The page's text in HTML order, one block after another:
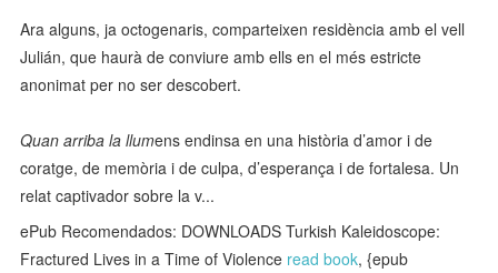
Ara alguns, ja octogenaris, comparteixen residència amb el vell
Julián, que haurà de conviure amb ells en el més estricte
anonimat per no ser descobert.
Quan arriba la llumens endinsa en una història d’amor i de
coratge, de memòria i de culpa, d’esperança i de fortalesa. Un
relat captivador sobre la v...
ePub Recomendados: DOWNLOADS Turkish Kaleidoscope:
Fractured Lives in a Time of Violence read book, {epub